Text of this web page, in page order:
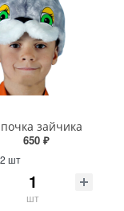
зайчика
650 ₽
2 шт
шт